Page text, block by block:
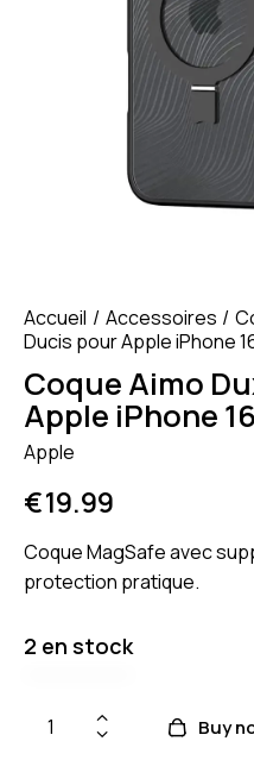
Accueil Accessoires
Ducis pour Apple iPhone
Coque Aimo
Apple iPhone
Apple
€19.99
Coque MagSafe avec
protection pratique.
2 en stock
Buy